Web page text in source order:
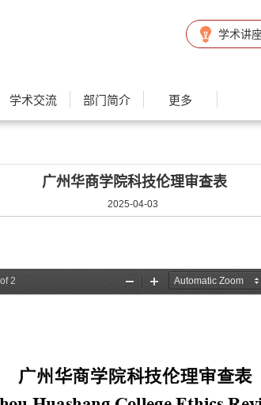
学术讲
学术交流 部门简介 更多
广州华商学院科技伦理审查表
2025-04-03